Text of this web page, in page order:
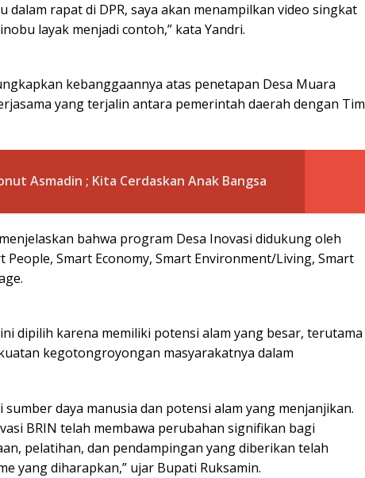
dalam rapat di DPR, saya akan menampilkan video singkat
layak menjadi contoh,” kata Yandri.
kebanggaannya atas penetapan Desa Muara
yang terjalin antara pemerintah daerah dengan Tim
Asmadin ; Kita Cerdaskan Anak Bangsa
bahwa program Desa Inovasi didukung oleh
Smart Economy, Smart Environment/Living, Smart
dipilih karena memiliki potensi alam yang besar, terutama
kegotongroyongan masyarakatnya dalam
daya manusia dan potensi alam yang menjanjikan.
BRIN telah membawa perubahan signifikan bagi
pelatihan, dan pendampingan yang diberikan telah
yang diharapkan,” ujar Bupati Ruksamin.